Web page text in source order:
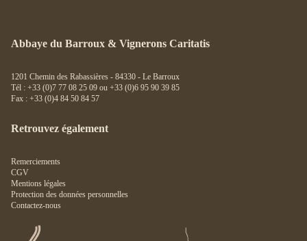
Abbaye du Barroux & Vignerons Caritatis
1201 Chemin des Rabassières - 84330 - Le Barroux
Tél : +33 (0)7 77 08 25 09 ou +33 (0)6 95 90 39 85
Fax : +33 (0)4 84 50 84 57
Retrouvez également
Remerciements
CGV
Mentions légales
Protection des données personnelles
Contactez-nous